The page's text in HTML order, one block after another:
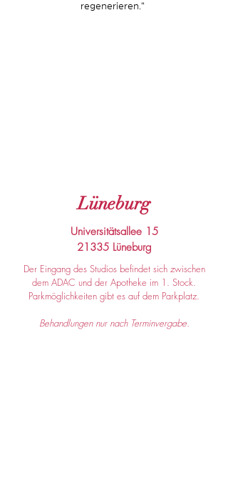
regenerieren.“
Lüneburg
Universitätsallee 15
21335 Lüneburg
Der Eingang des Studios befindet sich zwischen
dem ADAC und der Apotheke im 1. Stock.
Parkmöglichkeiten gibt es auf dem Parkplatz.
Behandlungen nur nach Terminvergabe.